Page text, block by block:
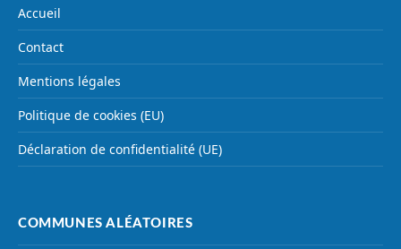
Accueil
Contact
Mentions légales
Politique de cookies (EU)
Déclaration de confidentialité (UE)
COMMUNES ALÉATOIRES